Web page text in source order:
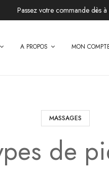
Passez votre commande dès à
A PROPOS MON
MASSAGES
de